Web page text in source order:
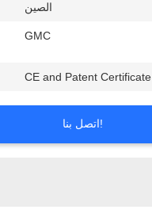
الصين
GMC
CE and Patent Certificate
اتصل بنا!